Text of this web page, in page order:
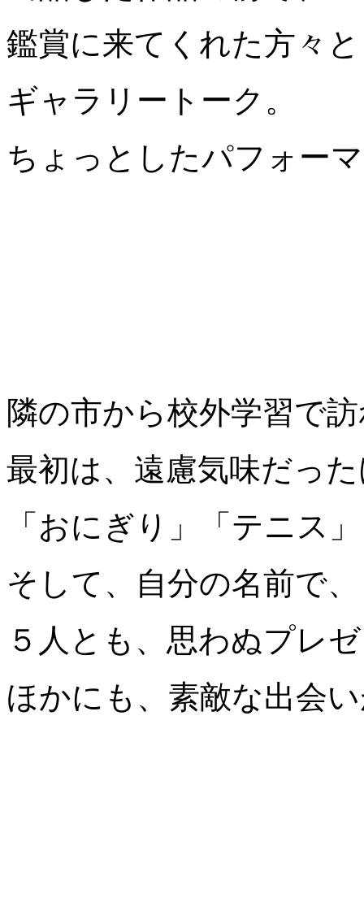
鑑賞に来てくれた方々と
ギャラリートーク。
ちょっとしたパフォー
隣の市から校外学習で
最初は、遠慮気味だっ
「おにぎり」「テニス
そして、自分の名前で
５人とも、思わぬプレ
ほかにも、素敵な出会